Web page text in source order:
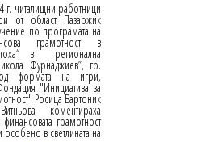
г. читалищни работници
от област Пазаржик
по програмата на
грамотност в
в регионална
Фурнаджиев”, гр.
формата на игри,
"Инициатива за
Росица Вартоник
коментираха
грамотност
в светлината на